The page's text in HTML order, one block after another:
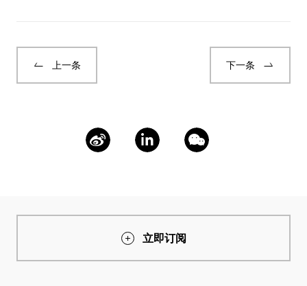
上一条 下一条
立即订阅